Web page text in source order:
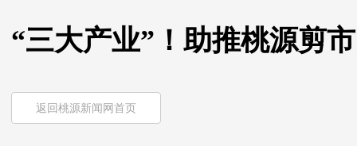
“三大产业”！助推桃源剪
返回桃源新闻网首页